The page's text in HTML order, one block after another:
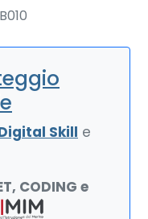
B010
Skill e
CODING e